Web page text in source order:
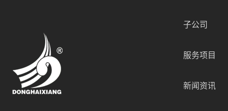
子公司
服务项目
新闻资讯